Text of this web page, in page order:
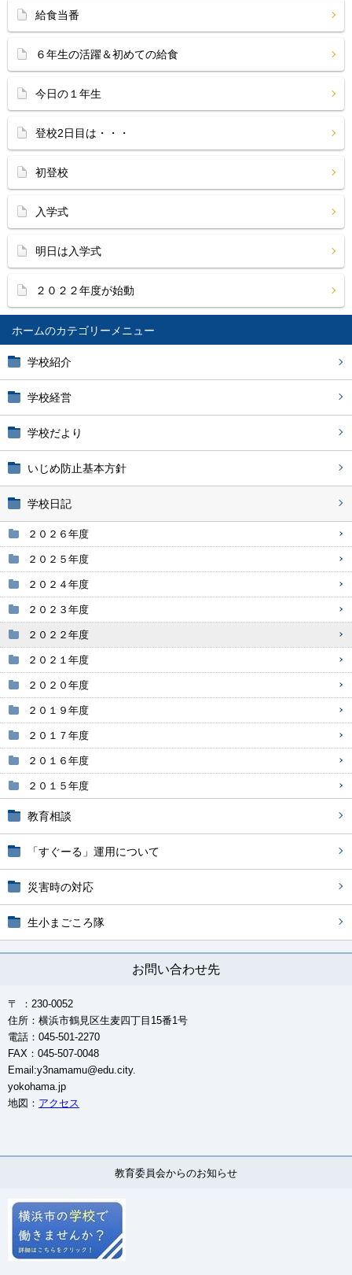
ホーム
学校紹介
学校経営
学校だより
いじめ防止基本方針
学校日記
２０２６年度
２０２５年度
２０２４年度
２０２３年度
２０２２年度
２０２１年度
２０２０年度
２０１９年度
２０１７年度
２０１６年度
２０１５年度
教育相談
「すぐーる」運用について
災害時の対応
生小まごころ隊
お問い合わせ先
〒 ：230-0052
住所：横浜市鶴見区生麦四丁目15番1号
電話：045-501-2270
FAX：045-507-0048
Email:y3namamu@edu.city.
yokohama.jp
地図： アクセス
教育委員会からのお知らせ
給食当番
６年生の活躍＆初めての給食
今日の１年生
登校2日目は・・・
初登校
入学式
明日は入学式
２０２２年度が始動